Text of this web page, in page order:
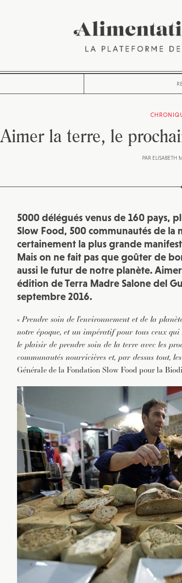
Aimer la terre, le
PAR ELISABETH
5000 délégués venus de 160 pays,
Slow Food, 500 communautés de la
certainement la plus grande
Mais on ne fait pas que goûter de
aussi le futur de notre planète.
édition de Terra Madre Salone del
septembre 2016.
«Prendre soin de l’environnement et de la
notre époque, et un impératif pour tous ceux
le plaisir de prendre soin de la terre avec les
communautés nourricières et, par dessus tout,
Générale de la Fondation Slow Food pour la
JE M'INSCRIS À LA
Pour recevoir toutes
sélection d’articles …